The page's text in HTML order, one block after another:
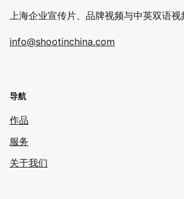
上海企业宣传片、品牌视频与中英双语视
info@shootinchina.com
导航
作品
服务
关于我们